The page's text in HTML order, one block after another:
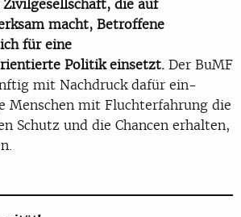
Zivilgesellschaft, die auf
macht, Betroffene
für eine
Politik einsetzt. Der BuMF
mit Nachdruck dafür ein-
Menschen mit Fluchterfahrung die
Schutz und die Chancen erhalten,